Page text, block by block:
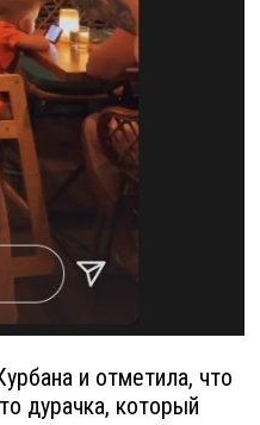
и отметила, что
дурачка, который